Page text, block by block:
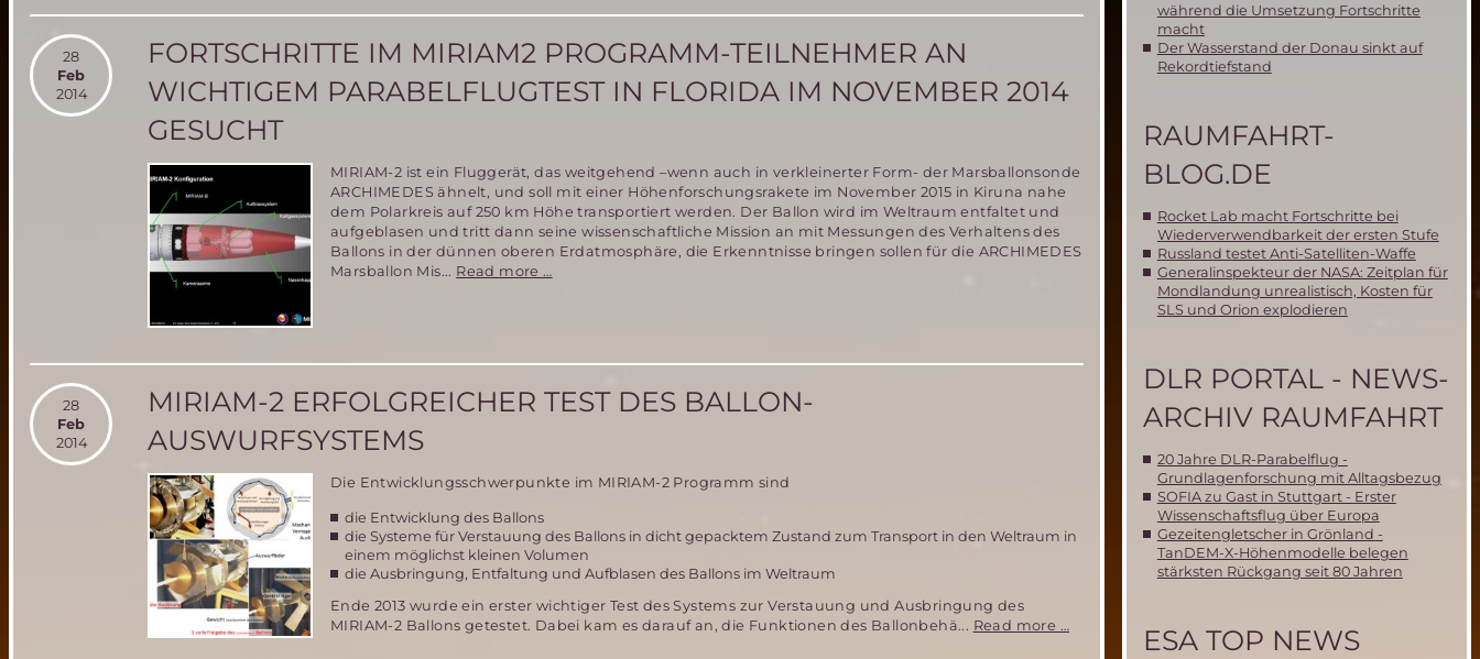
Ballons
in
ZDF
u.a.
28
Feb
2014
FORTSCHRITTE IM MIRIAM2 PROGRAMM-TEILNEHMER AN
WICHTIGEM PARABELFLUGTEST IN FLORIDA IM NOVEMBER 2014
GESUCHT
MIRIAM-2 ist ein Fluggerät, das weitgehend –wenn auch in verkleinerter Form- der Marsballonsonde
ARCHIMEDES ähnelt, und soll mit einer Höhenforschungsrakete im November 2015 in Kiruna nahe
dem Polarkreis auf 250 km Höhe transportiert werden. Der Ballon wird im Weltraum entfaltet und
aufgeblasen und tritt dann seine wissenschaftliche Mission an mit Messungen des Verhaltens des
Ballons in der dünnen oberen Erdatmosphäre, die Erkenntnisse bringen sollen für die ARCHIMEDES
Marsballon Mis... Read more …
an
wichtigem
Parabelflugtest
November
gesucht
28
Feb
2014
MIRIAM-2 ERFOLGREICHER TEST DES BALLON-
AUSWURFSYSTEMS
Die Entwicklungsschwerpunkte im MIRIAM-2 Programm sind
die Entwicklung des Ballons
die Systeme für Verstauung des Ballons in dicht gepacktem Zustand zum Transport in den Weltraum in
einem möglichst kleinen Volumen
die Ausbringung, Entfaltung und Aufblasen des Ballons im Weltraum
Ende 2013 wurde ein erster wichtiger Test des Systems zur Verstauung und Ausbringung des
MIRIAM-2 Ballons getestet. Dabei kam es darauf an, die Funktionen des Ballonbehä... Read more …
während die Umsetzung Fortschritte
macht
Der Wasserstand der Donau sinkt auf
Rekordtiefstand
RAUMFAHRT-
BLOG.DE
Rocket Lab macht Fortschritte bei
Wiederverwendbarkeit der ersten Stufe
Russland testet Anti-Satelliten-Waffe
Generalinspekteur der NASA: Zeitplan für
Mondlandung unrealistisch, Kosten für
SLS und Orion explodieren
DLR PORTAL - NEWS-
ARCHIV RAUMFAHRT
20 Jahre DLR-Parabelflug -
Grundlagenforschung mit Alltagsbezug
SOFIA zu Gast in Stuttgart - Erster
Wissenschaftsflug über Europa
Gezeitengletscher in Grönland -
TanDEM-X-Höhenmodelle belegen
stärksten Rückgang seit 80 Jahren
ESA TOP NEWS